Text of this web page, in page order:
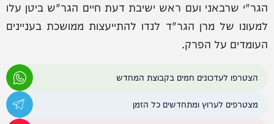
הגר"י שרבאני ועם ראש ישיבת דעת חיים הגר"ש ביטן עלו
למעונו של מרן הגר"ד לנדו להתייעצות ממושכת בעניינים
העומדים על הפרק.
הצטרפו לעדכונים חמים בקבוצת המחדש
מצטרפים לערוץ ומתחדשים כל הזמן